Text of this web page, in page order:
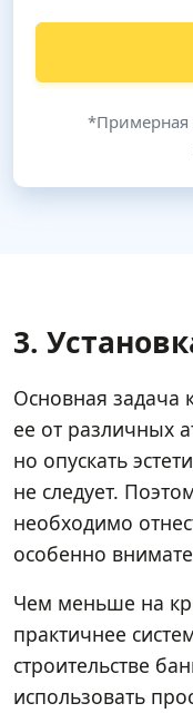
*Примерная
3.
Основная
ее от различных
но опускать
не следует.
необходимо
особенно
Чем меньше на
практичнее
строительстве
использовать